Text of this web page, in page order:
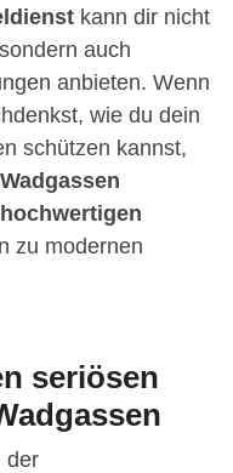
kann dir nicht
auch
anbieten. Wenn
wie du dein
schützen kannst,
hochwertigen
zu modernen
seriösen
der